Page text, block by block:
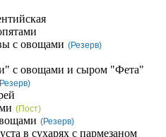
с овощами (Резерв)
с овощами и сыром "Фета"
(Пост)
(Резерв)
в сухарях с пармезаном